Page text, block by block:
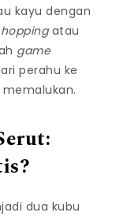
kayu dengan
atau
game
perahu ke
dua kubu